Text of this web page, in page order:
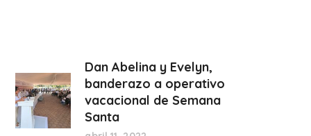
Dan Abelina y Evelyn,
banderazo a operativo
vacacional de Semana
Santa